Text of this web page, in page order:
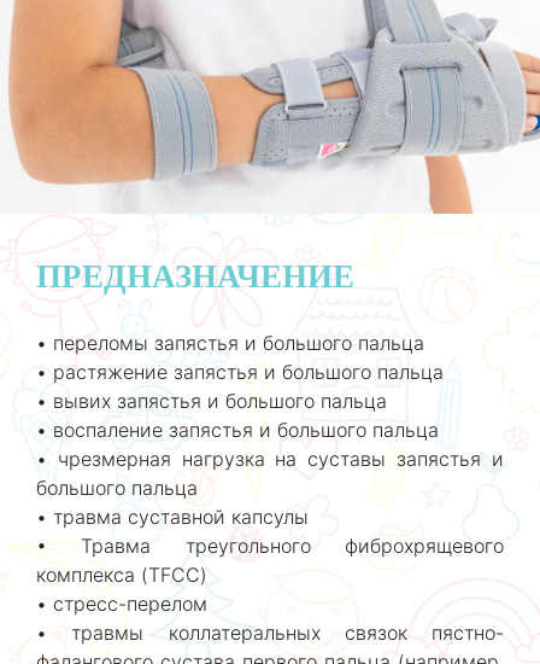
ПРЕДНАЗНАЧЕНИЕ
• переломы запястья и большого пальца
• растяжение запястья и большого пальца
• вывих запястья и большого пальца
• воспаление запястья и большого пальца
• чрезмерная нагрузка на суставы запястья и
большого пальца
• травма суставной капсулы
• Травма треугольного фиброхрящевого
комплекса (TFCC)
• стресс-перелом
• травмы коллатеральных связок пястно-